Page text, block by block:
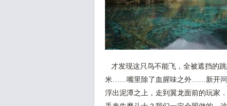
才发现这只鸟不能飞，全被遮挡的
米……嘴里除了血腥味之外……新开
浮出泥潭之上，走到翼龙面前的玩家